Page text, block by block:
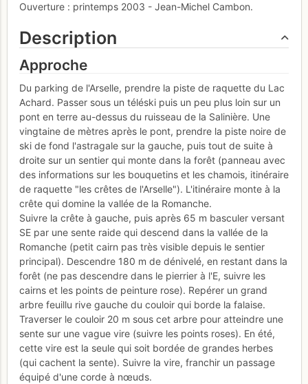
Ouverture : printemps 2003 - Jean-Michel Cambon.
Description
Approche
Du parking de l'Arselle, prendre la piste de raquette du Lac
Achard. Passer sous un téléski puis un peu plus loin sur un
pont en terre au-dessus du ruisseau de la Salinière. Une
vingtaine de mètres après le pont, prendre la piste noire de
ski de fond l'astragale sur la gauche, puis tout de suite à
droite sur un sentier qui monte dans la forêt (panneau avec
des informations sur les bouquetins et les chamois, itinéraire
de raquette "les crêtes de l'Arselle"). L'itinéraire monte à la
crête qui domine la vallée de la Romanche.
Suivre la crête à gauche, puis après 65 m basculer versant
SE par une sente raide qui descend dans la vallée de la
Romanche (petit cairn pas très visible depuis le sentier
principal). Descendre 180 m de dénivelé, en restant dans la
forêt (ne pas descendre dans le pierrier à l'E, suivre les
cairns et les points de peinture rose). Repérer un grand
arbre feuillu rive gauche du couloir qui borde la falaise.
Traverser le couloir 20 m sous cet arbre pour atteindre une
sente sur une vague vire (suivre les points roses). En été,
cette vire est la seule qui soit bordée de grandes herbes
(qui cachent la sente). Suivre la vire, franchir un passage
équipé d'une corde à nœuds.